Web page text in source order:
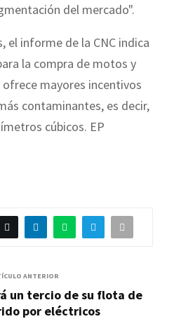
del mercado".
el informe de la CNC indica
la compra de motos y
mayores incentivos
contaminantes, es decir,
cúbicos. EP
ANTERIOR
un tercio de su flota de
por eléctricos